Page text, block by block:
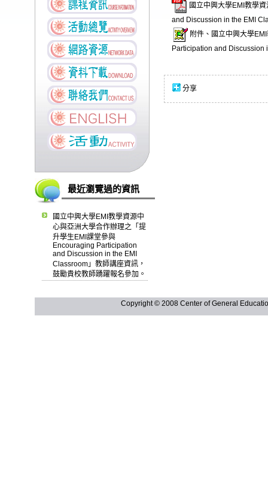
最近瀏覽過的資訊
國立中興大學EMI教學資源中
心與亞洲大學合作辦理之「提
升學生EMI課堂參與
Encouraging Participation
and Discussion in the EMI
Classroom」教師講座資訊，
鼓勵貴校教師踴躍報名參加。
國立中興大學EMI教學
and Discussion in the EMI
附件、國立中興大學
Participation and Discussion
分享
Copyright © 2008 Center of General